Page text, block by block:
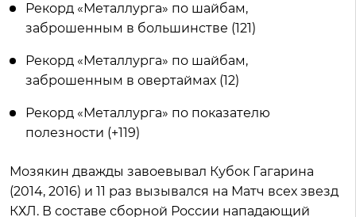
Рекорд «Металлурга» по шайбам,
заброшенным в большинстве (121)
Рекорд «Металлурга» по шайбам,
заброшенным в овертаймах (12)
Рекорд «Металлурга» по показателю
полезности (+119)
Мозякин дважды завоевывал Кубок Гагарина
(2014, 2016) и 11 раз вызывался на Матч всех звезд
КХЛ. В составе сборной России нападающий